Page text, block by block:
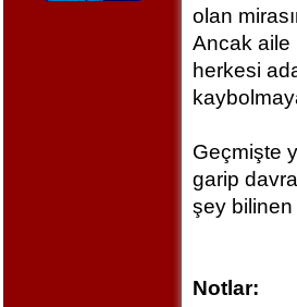
olan
Ancak aile
herkesi
Geçmişte
garip
şey bilinen
Notlar: